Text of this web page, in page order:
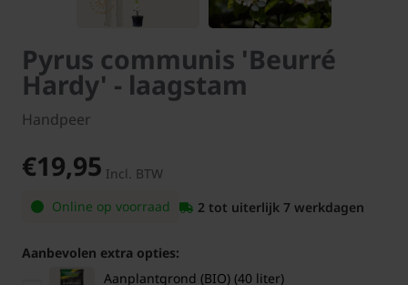
Pyrus communis 'Beurré
Hardy' - laagstam
Handpeer
€19,95 Incl. BTW
Online op voorraad
2 tot uiterlijk 7 werkdagen
Aanbevolen extra opties:
Aanplantgrond (BIO) (40 liter)